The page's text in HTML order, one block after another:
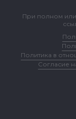
При полном или
Политика в
Согласие